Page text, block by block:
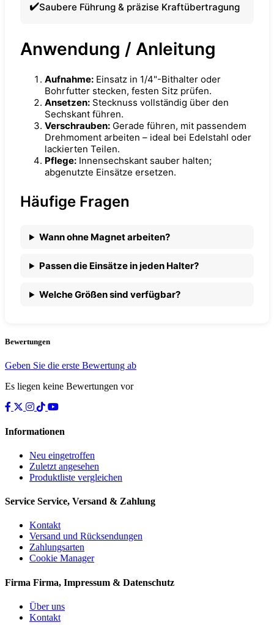
Saubere Führung & präzise Kraftübertragung
Anwendung / Anleitung
Aufnahme: Einsatz in 1/4"-Bithalter oder
Bohrfutter stecken, festen Sitz prüfen.
Ansetzen: Stecknuss vollständig über den
Sechskant führen.
Verschrauben: Gerade führen, mit passendem
Drehmoment arbeiten – ideal bei Edelstahl oder
lackierten Teilen.
Pflege: Innensechskant sauber halten;
abgenutzte Einsätze ersetzen.
Häufige Fragen
Wann ohne Magnet arbeiten?
Passen die Einsätze in jeden Halter?
Welche Größen sind verfügbar?
Bewertungen
Geben Sie die erste Bewertung ab
Es liegen keine Bewertungen vor
Informationen
Neu eingetroffen
Zuletzt angesehen
Produktliste vergleichen
Service Service, Versand & Zahlung
Kontakt
Versand und Rücksendungen
Zahlungsarten
Cookie Manager
Firma Firma, Impressum & Datenschutz
Über uns
Kontakt